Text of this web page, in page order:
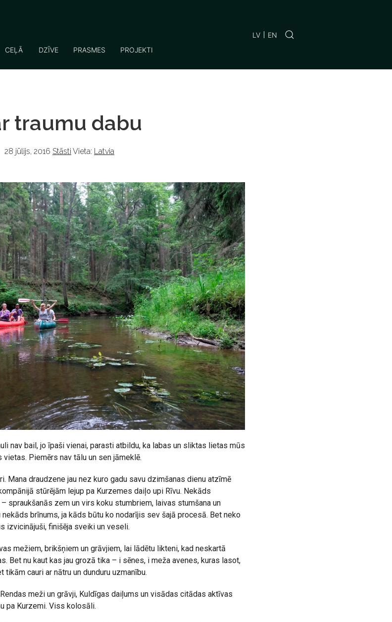
CEĻĀ DZĪVE PRASMES PROJEKTI
LV EN
traumu dabu
28 jūlijs, 2016 Stāsti Vieta: Latvia
nav bail, jo īpaši vienai, parasti atbildu, ka labas un sliktas lietas mūs
Piemērs nav tālu un sen jāmeklē.
Mana draudzene jau nez kuro gadu savu dzimšanas dienu atzīmē
stūrējām lejup pa Kurzemes daiļo upi Rīvu. Nekāds
spraukšanās zem un virs koku stumbriem, laivas stumšana un
brīnums, ja kāds būtu ko nodarījis sev šajā procesā. Bet neko
izvicinājuši, finišēja sveiki un veseli.
mežiem, brikšņiem un grāvjiem, lai lādētu likteni, kad neskartā
Bet nu kaut kas jau grozā tika – i sēnes, i meža avenes, kuras lasot,
cauri ar nātru un dunduru uzmanību.
meži un grāvji, Kuldīgas daiļums un visādas citādas aktīvas
pa Kurzemi. Viss kolosāli.